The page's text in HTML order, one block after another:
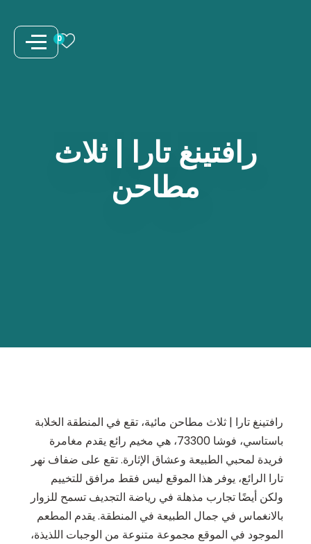
0
رافتينغ تارا | ثلاث
مطاحن
رافتينغ تارا | ثلاث مطاحن مائية، تقع في المنطقة الخلابة
باستاسي، فوشا 73300، هي مخيم رائع يقدم مغامرة
فريدة لمحبي الطبيعة وعشاق الإثارة. تقع على ضفاف نهر
تارا الرائع، يوفر هذا الموقع ليس فقط مرافق للتخييم
ولكن أيضًا تجارب مذهلة في رياضة التجديف تسمح للزوار
بالانغماس في جمال الطبيعة في المنطقة. يقدم المطعم
الموجود في الموقع مجموعة متنوعة من الوجبات اللذيذة،